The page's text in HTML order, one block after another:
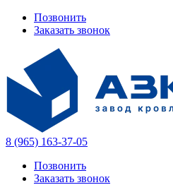
Позвонить
Заказать звонок
8 (965) 163-37-05
Позвонить
Заказать звонок